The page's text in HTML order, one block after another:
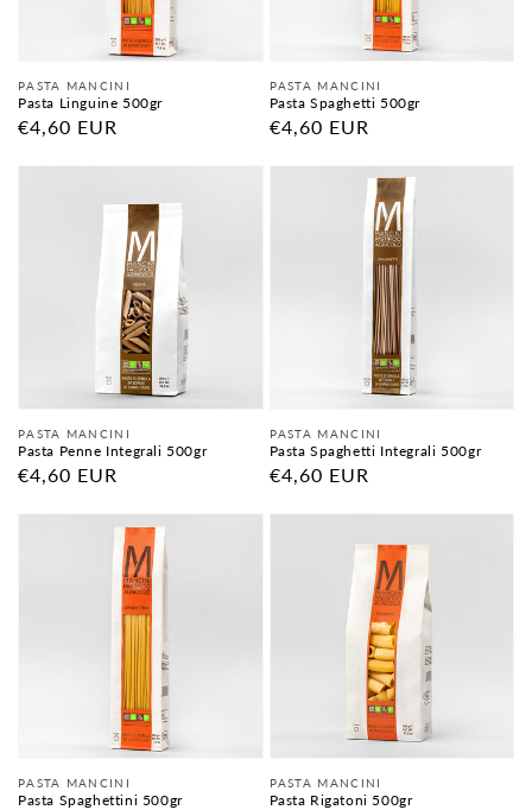
Fornitore:
PASTA MANCINI
Pasta Linguine 500gr
Prezzo
€4,60 EUR
Fornitore:
PASTA MANCINI
Pasta Spaghetti 500gr
Prezzo
€4,60 EUR
Fornitore:
PASTA MANCINI
Pasta Penne Integrali 500gr
Prezzo
€4,60 EUR
Fornitore:
PASTA MANCINI
Pasta Spaghetti Integrali 500gr
Prezzo
€4,60 EUR
Fornitore:
PASTA MANCINI
Pasta Spaghettini 500gr
Fornitore:
PASTA MANCINI
Pasta Rigatoni 500gr